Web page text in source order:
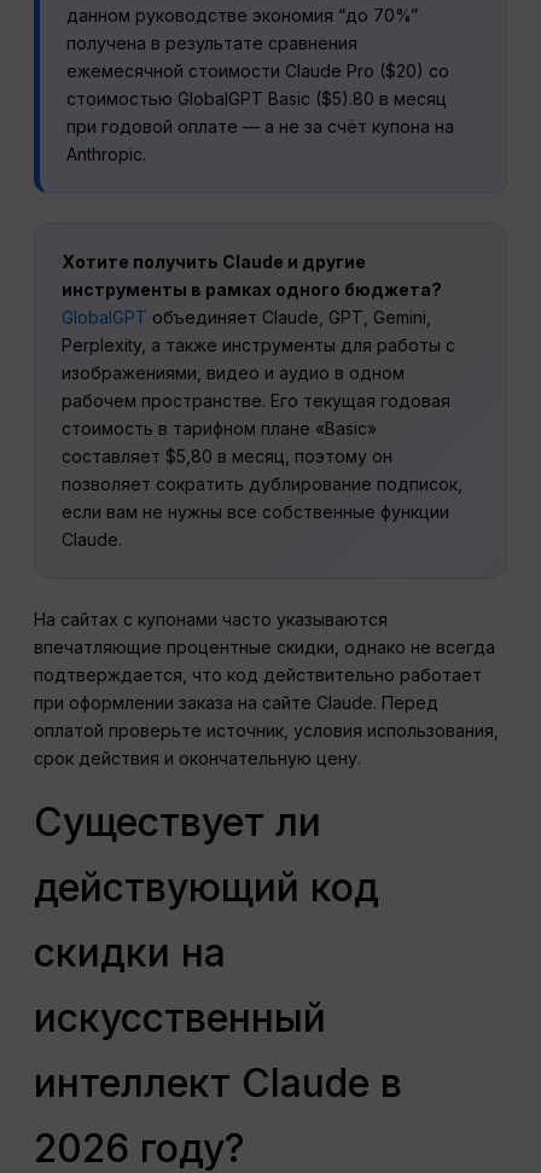
данном руководстве экономия “до 70%”
получена в результате сравнения
ежемесячной стоимости Claude Pro ($20) со
стоимостью GlobalGPT Basic ($5).80 в месяц
при годовой оплате — а не за счёт купона на
Anthropic.
Хотите получить Claude и другие
инструменты в рамках одного бюджета?
GlobalGPT объединяет Claude, GPT, Gemini,
Perplexity, а также инструменты для работы с
изображениями, видео и аудио в одном
рабочем пространстве. Его текущая годовая
стоимость в тарифном плане «Basic»
составляет $5,80 в месяц, поэтому он
позволяет сократить дублирование подписок,
если вам не нужны все собственные функции
Claude.
На сайтах с купонами часто указываются
впечатляющие процентные скидки, однако не всегда
подтверждается, что код действительно работает
при оформлении заказа на сайте Claude. Перед
оплатой проверьте источник, условия использования,
срок действия и окончательную цену.
Существует ли
действующий код
скидки на
искусственный
интеллект Claude в
2026 году?